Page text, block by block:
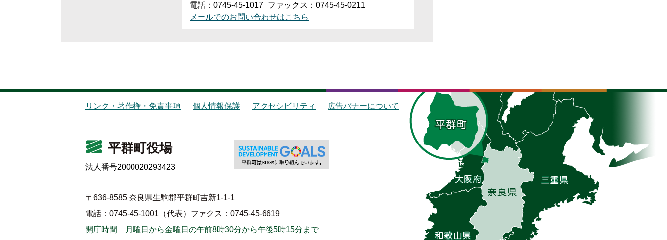
電話：0745-45-1017
ファックス：0745-45-0211
メールでのお問い合わせはこちら
リンク・著作権・免責事項 個人情報保護 アクセシビリティ 広告バナーについて
平群町役場
法人番号2000020293423
〒636-8585 奈良県生駒郡平群町吉新1-1-1
電話：0745-45-1001（代表） ファクス：0745-45-6619
開庁時間 月曜日から金曜日の午前8時30分から午後5時15分まで